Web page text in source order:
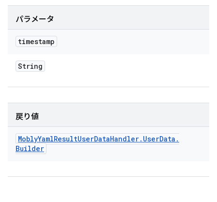
パラメータ
timestamp
String
戻り値
MoblyYamlResultUserDataHandler. UserData .
Builder